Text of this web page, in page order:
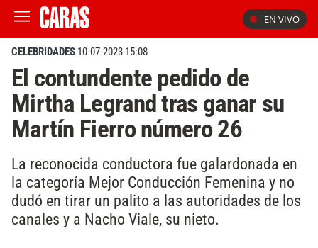
EN VIVO
CELEBRIDADES 10-07-2023 15:08
El contundente pedido de
Mirtha Legrand tras ganar su
Martín Fierro número 26
La reconocida conductora fue galardonada en
la categoría Mejor Conducción Femenina y no
dudó en tirar un palito a las autoridades de los
canales y a Nacho Viale, su nieto.